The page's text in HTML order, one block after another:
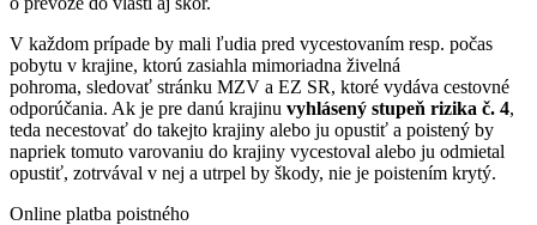
V každom prípade by mali ľudia pred vycestovaním resp. počas
pobytu v krajine, ktorú zasiahla mimoriadna živelná
pohroma, sledovať stránku MZV a EZ SR, ktoré vydáva cestovné
odporúčania. Ak je pre danú krajinu vyhlásený stupeň rizika č. 4,
teda necestovať do takejto krajiny alebo ju opustiť a poistený by
napriek tomuto varovaniu do krajiny vycestoval alebo ju odmietal
opustiť, zotrvával v nej a utrpel by škody, nie je poistením krytý.
Online platba poistného